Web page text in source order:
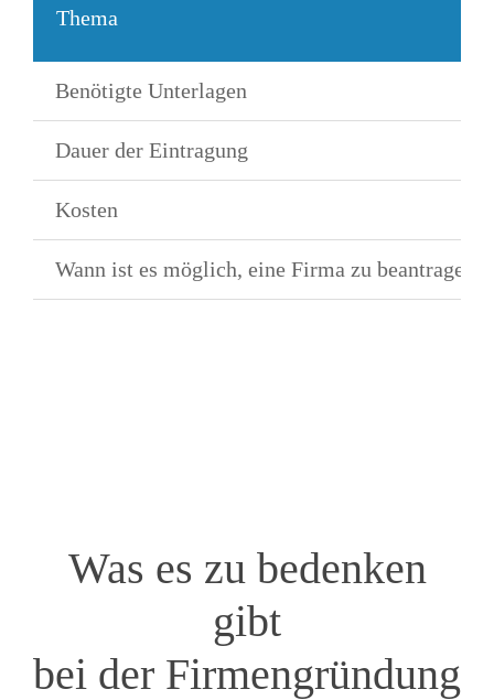
Thema
Benötigte Unterlagen
Dauer der Eintragung
Kosten
Wann ist es möglich, eine Firma zu beantragen?
Was es zu bedenken
gibt
bei der Firmengründung